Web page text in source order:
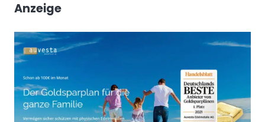
Anzeige